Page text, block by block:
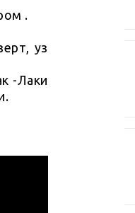
.
уз
-Лаки